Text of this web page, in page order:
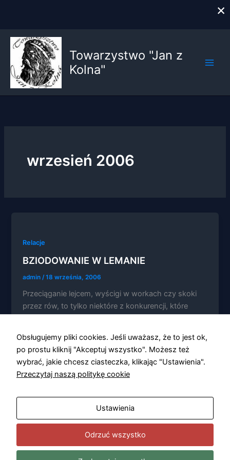
Przejdź
Towarzystwo "Jan z
Kolna"
wrzesień 2006
Relacje
BZIODOWANIE W LEMANIE
admin /18 września, 2006
Przeciąganie lejcem, wyścigi w workach czy skoki
przez rów, to tylko niektóre z konkurencji, które
×
Obsługujemy pliki cookies. Jeśli uważasz, że to jest ok,
po prostu kliknij "Akceptuj wszystko". Możesz też
wybrać, jakie chcesz ciasteczka, klikając "Ustawienia".
Przeczytaj naszą politykę cookie
Ustawienia
Odrzuć wszystko
Konieczne
Te pliki cookie
nie są
do
funkcjonowania
strony
internetowej.
Statystyka
Abyśmy mogli
poprawić
i strukturę
strony